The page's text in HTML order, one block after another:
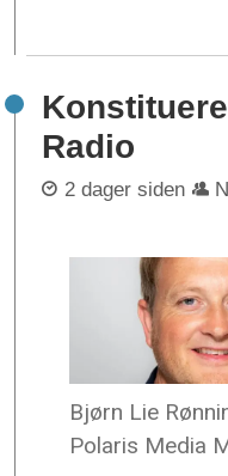
Radio
2 dager siden
Bjørn Lie
Polaris Media